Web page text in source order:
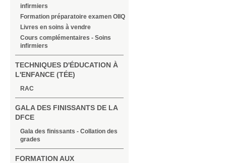
infirmiers
Formation préparatoire examen OIIQ
Livres en soins à vendre
Cours complémentaires - Soins
infirmiers
TECHNIQUES D'ÉDUCATION À
L'ENFANCE (TÉE)
RAC
GALA DES FINISSANTS DE LA
DFCE
Gala des finissants - Collation des
grades
FORMATION AUX